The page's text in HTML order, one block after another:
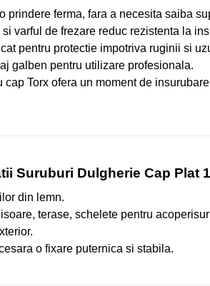
prindere ferma, fara a necesita saiba
varful de frezare reduc rezistenta la
pentru protectie impotriva ruginii si
galben pentru utilizare profesionala.
cap Torx ofera un moment de
Suruburi Dulgherie Cap Plat
din lemn.
terase, schelete pentru
o fixare puternica si stabila.